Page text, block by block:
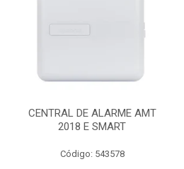
CENTRAL DE ALARME AMT
2018 E SMART
Código: 543578